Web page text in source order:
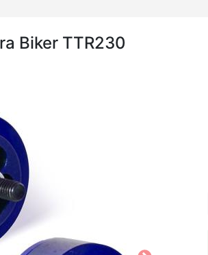
Biker TTR230